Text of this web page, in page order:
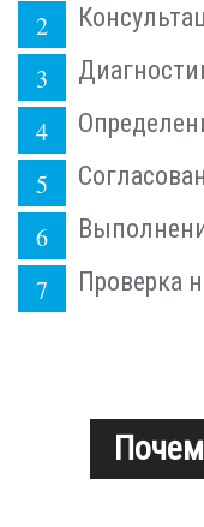
Проверка